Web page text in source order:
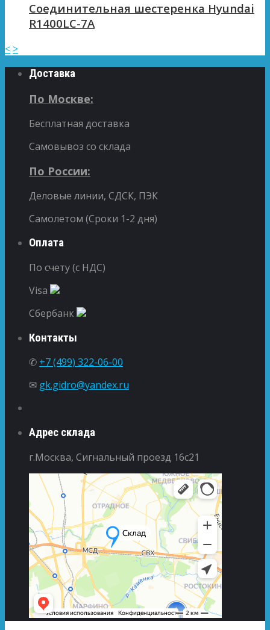
Соединительная шестеренка Hyundai
R1400LC-7A
< >
Доставка
По Москве:
Бесплатная доставка
Самовывоз со склада
По России:
Деловые линии, СДСК, ПЭК
Самолетом (Сроки 1-2 дня)
Оплата
По счету (с НДС)
Visa
Сбербанк
Контакты
✆ +7 (499) 322-06-00
✉ gk.gidro@yandex.ru
Адрес склада
г.Москва, Сигнальный проезд 16с21